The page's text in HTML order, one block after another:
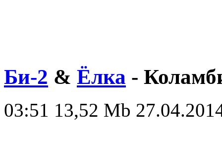
Би-2 & Ёлка -
03:51 13,52 Mb